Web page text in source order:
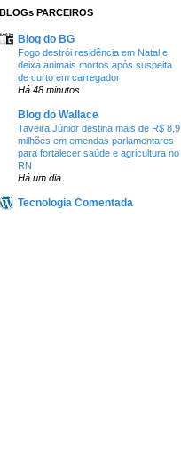
BLOGs PARCEIROS
Blog do BG
Fogo destrói residência em Natal e
deixa animais mortos após suspeita
de curto em carregador
Há 48 minutos
Blog do Wallace
Taveira Júnior destina mais de R$ 8,9
milhões em emendas parlamentares
para fortalecer saúde e agricultura no
RN
Há um dia
Tecnologia Comentada